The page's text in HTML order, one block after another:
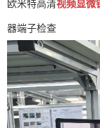
欧米特高清视频显微
器端子检查